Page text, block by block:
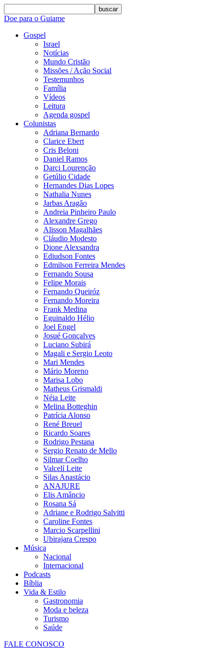
buscar
Doe para o Guiame
Gospel
Israel
Notícias
Mundo Cristão
Missões / Ação Social
Testemunhos
Família
Vídeos
Leitura
Agenda gospel
Colunistas
Adriana Bernardo
Clarice Ebert
Cris Beloni
Daniel Ramos
Darci Lourenção
Getúlio Cidade
Hernandes Dias Lopes
Nathalia Nunes
Jarbas Aragão
Andreia Pinheiro Paulo
Alexandre Grego
Alisson Magalhães
Cláudio Modesto
Dione Alexsandra
Ediudson Fontes
Edmilson Ferreira Mendes
Fernando Sousa
Felipe Morais
Fernando Queiróz
Fernando Moreira
Frank Medina
Eguinaldo Hélio
Joel Engel
Josué Gonçalves
Luciano Subirá
Magali e Sergio Leoto
Mari Mendes
Mário Moreno
Marisa Lobo
Matheus Grismaldi
Néia Leite
Melina Botteghin
Patrícia Alonso
René Breuel
Ricardo Soares
Rodrigo Pestana
Sergio Renato de Mello
Silmar Coelho
Valcelí Leite
Silas Anastácio
ANAJURE
Elis Amâncio
Rosana Sá
Adriane e Rodrigo Salvitti
Caroline Fontes
Marcio Scarpellini
Ubirajara Crespo
Música
Nacional
Internacional
Podcasts
Bíblia
Vida & Estilo
Gastronomia
Moda e beleza
Turismo
Saúde
FALE CONOSCO